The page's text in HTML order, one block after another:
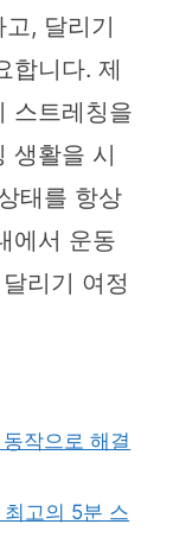
, 달리기
합니다. 제
스트레칭을
생활을 시
태를 항상
에서 운동
리기 여정
작으로 해결
고의 5분 스